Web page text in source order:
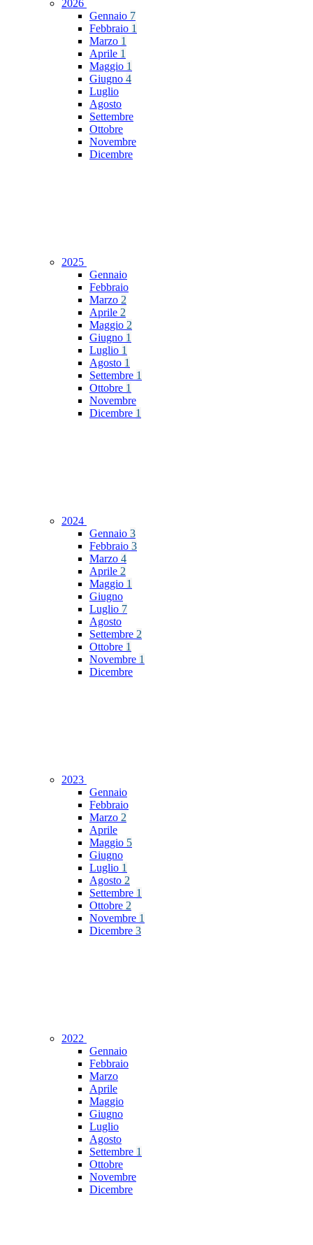
2026
Gennaio 7
Febbraio 1
Marzo 1
Aprile 1
Maggio 1
Giugno 4
Luglio
Agosto
Settembre
Ottobre
Novembre
Dicembre
2025
Gennaio
Febbraio
Marzo 2
Aprile 2
Maggio 2
Giugno 1
Luglio 1
Agosto 1
Settembre 1
Ottobre 1
Novembre
Dicembre 1
2024
Gennaio 3
Febbraio 3
Marzo 4
Aprile 2
Maggio 1
Giugno
Luglio 7
Agosto
Settembre 2
Ottobre 1
Novembre 1
Dicembre
2023
Gennaio
Febbraio
Marzo 2
Aprile
Maggio 5
Giugno
Luglio 1
Agosto 2
Settembre 1
Ottobre 2
Novembre 1
Dicembre 3
2022
Gennaio
Febbraio
Marzo
Aprile
Maggio
Giugno
Luglio
Agosto
Settembre 1
Ottobre
Novembre
Dicembre